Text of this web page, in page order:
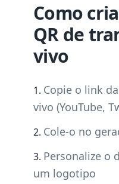
Como
QR de
vivo
Copie o link
vivo (YouTube,
Cole-o no
Personalize o
um logotipo